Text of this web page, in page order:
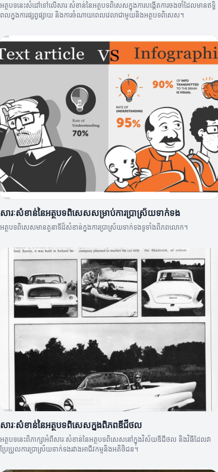
អត្ថបទនេះសំដៅទៅលើសារៈសំខាន់នៃអត្ថបទពិសេសក្នុងការបង្កើតការចងចាំដែលមានឥទ្ធិ
ពលក្នុងការផ្សព្វផ្សាយ និងការចំណាយពេលវេលាជាមួយនិងអត្ថបទពិសេស។
សារៈសំខាន់នៃអត្ថបទពិសេសសម្រាប់ការប្រាស្រ័យទាក់ទង
អត្ថបទពិសេសមានតួនាទីដ៏សំខាន់ក្នុងការប្រាស្រ័យទាក់ទងទូទាំងពិភពលោក។
សារៈសំខាន់នៃអត្ថបទពិសេសក្នុងពិភពឌីជីថល
អត្ថបទនេះពិភាក្សាអំពីសារៈសំខាន់នៃអត្ថបទពិសេសនៅក្នុងវិស័យឌីជីថល និងវិធីដែលវា
ប្រែប្រួលការប្រាស្រ័យទាក់ទងរវាងអាជីវកម្មនិងអតិថិជន។